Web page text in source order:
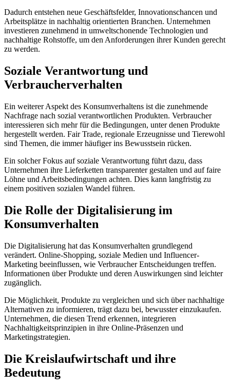
Dadurch entstehen neue Geschäftsfelder, Innovationschancen und
Arbeitsplätze in nachhaltig orientierten Branchen. Unternehmen
investieren zunehmend in umweltschonende Technologien und
nachhaltige Rohstoffe, um den Anforderungen ihrer Kunden gerecht
zu werden.
Soziale Verantwortung und
Verbraucherverhalten
Ein weiterer Aspekt des Konsumverhaltens ist die zunehmende
Nachfrage nach sozial verantwortlichen Produkten. Verbraucher
interessieren sich mehr für die Bedingungen, unter denen Produkte
hergestellt werden. Fair Trade, regionale Erzeugnisse und Tierewohl
sind Themen, die immer häufiger ins Bewusstsein rücken.
Ein solcher Fokus auf soziale Verantwortung führt dazu, dass
Unternehmen ihre Lieferketten transparenter gestalten und auf faire
Löhne und Arbeitsbedingungen achten. Dies kann langfristig zu
einem positiven sozialen Wandel führen.
Die Rolle der Digitalisierung im
Konsumverhalten
Die Digitalisierung hat das Konsumverhalten grundlegend
verändert. Online-Shopping, soziale Medien und Influencer-
Marketing beeinflussen, wie Verbraucher Entscheidungen treffen.
Informationen über Produkte und deren Auswirkungen sind leichter
zugänglich.
Die Möglichkeit, Produkte zu vergleichen und sich über nachhaltige
Alternativen zu informieren, trägt dazu bei, bewusster einzukaufen.
Unternehmen, die diesen Trend erkennen, integrieren
Nachhaltigkeitsprinzipien in ihre Online-Präsenzen und
Marketingstrategien.
Die Kreislaufwirtschaft und ihre
Bedeutung